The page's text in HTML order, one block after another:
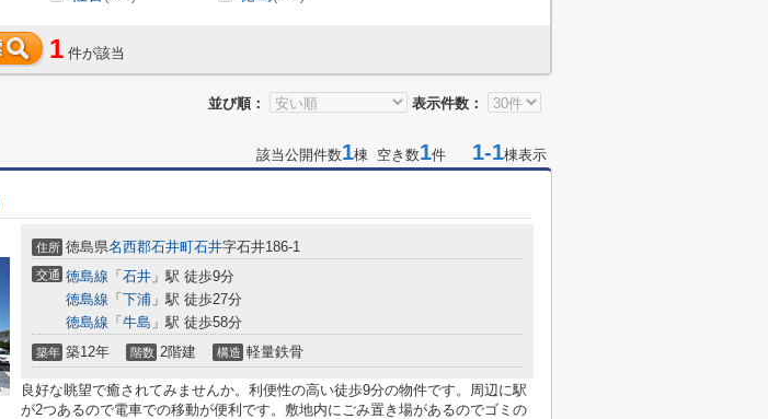
1 件が該当
並び順： 表示件数：
該当公開件数1棟 空き数1件 1-1棟表示
住所 徳島県名西郡石井町石井字石井186-1
交通 徳島線 「 石井 」駅 徒歩9分
徳島線 「 下浦 」駅 徒歩27分
徳島線 「 牛島 」駅 徒歩58分
築年 築12年 階数 2階建 構造 軽量鉄骨
良好な眺望で癒されてみませんか。利便性の高い徒歩9分の物件です。周辺に駅
が2つあるので電車での移動が便利です。敷地内にごみ置き場があるのでゴミの